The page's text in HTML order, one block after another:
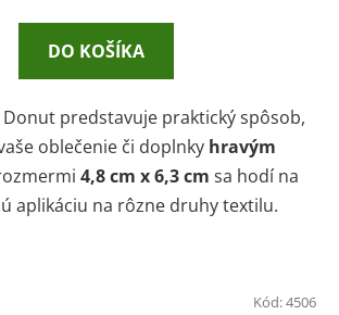
DO KOŠÍKA
Donut predstavuje praktický spôsob,
oblečenie či doplnky hravým
4,8 cm x 6,3 cm sa hodí na
aplikáciu na rôzne druhy textilu.
Kód:4506